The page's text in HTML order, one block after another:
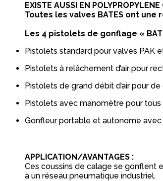
EXISTE AUSSI EN
Toutes les valves BATES ont
Les 4 pistolets de gonflage «
Pistolets standard pour valves PAK
Pistolets à relâchement d’air pour
Pistolets de grand débit d’air pour
Pistolets avec manomètre pour tous
Gonfleur portable et autonome avec
APPLICATION/AVANTAGES :
Ces coussins de calage se gonflent
à un réseau pneumatique industriel.